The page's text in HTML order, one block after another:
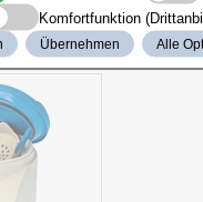
Komfortfunktion
Übernehmen Alle